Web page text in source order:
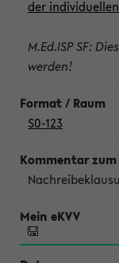
der
M.Ed.ISP SF:
werden!
S0-123